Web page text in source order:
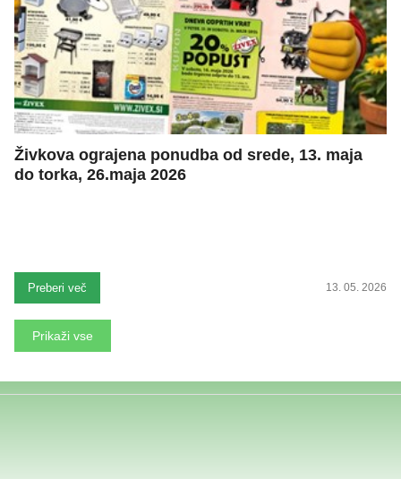
Živkova ograjena ponudba od srede, 13. maja
do torka, 26.maja 2026
Preberi več 13. 05. 2026
Prikaži vse